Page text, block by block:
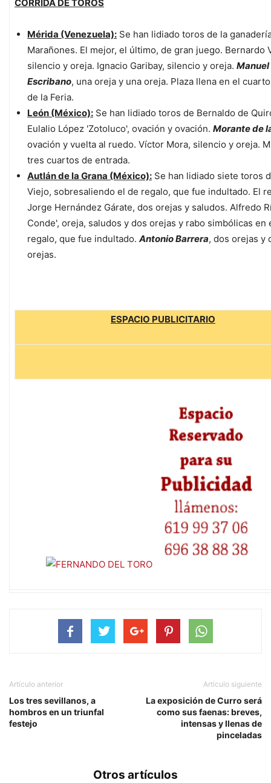
CORRIDA DE TOROS
Mérida (Venezuela): Se han lidiado toros de la
Marañones. El mejor, el último, de gran juego. Bernardo
silencio y oreja. Ignacio Garibay, silencio y oreja. Manuel
Escribano, una oreja y una oreja. Plaza llena en el
de la Feria.
León (México): Se han lidiado toros de Bernaldo de
Eulalio López 'Zotoluco', ovación y ovación. Morante de
ovación y vuelta al ruedo. Víctor Mora, silencio y oreja.
tres cuartos de entrada.
Autlán de la Grana (México): Se han lidiado siete toros
Viejo, sobresaliendo el de regalo, que fue indultado. El
Jorge Hernández Gárate, dos orejas y saludos. Alfredo
Conde', oreja, saludos y dos orejas y rabo simbólicas en
regalo, que fue indultado. Antonio Barrera, dos orejas y
orejas.
ESPACIO PUBLICITARIO
Artículo anterior
Los tres sevillanos, a
hombros en un triunfal
festejo
Artículo siguiente
La exposición de Curro será
como sus faenas: breves,
intensas y llenas de
pinceladas
Otros artículos